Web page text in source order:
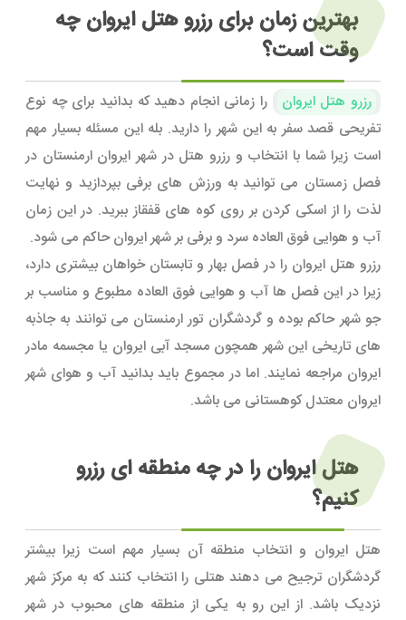
بهترین زمان برای رزرو هتل ایروان چه
وقت است؟
رزرو هتل ایروان
را زمانی انجام دهید که بدانید برای چه نوع
تفریحی قصد سفر به این شهر را دارید. بله این مسئله بسیار مهم
است زیرا شما با انتخاب و رزرو هتل در شهر ایروان ارمنستان در
فصل زمستان می توانید به ورزش های برفی بپردازید و نهایت
لذت را از اسکی کردن بر روی کوه های قفقاز ببرید. در این زمان
آب و هوایی فوق العاده سرد و برفی بر شهر ایروان حاکم می شود.
رزرو هتل ایروان را در فصل بهار و تابستان خواهان بیشتری دارد،
زیرا در این فصل ها آب و هوایی فوق العاده مطبوع و مناسب بر
جو شهر حاکم بوده و گردشگران تور ارمنستان می توانند به جاذبه
های تاریخی این شهر همچون مسجد آبی ایروان یا مجسمه مادر
ایروان مراجعه نمایند. اما در مجموع باید بدانید آب و هوای شهر
ایروان معتدل کوهستانی می باشد.
هتل ایروان را در چه منطقه ای رزرو
کنیم؟
هتل ایروان و انتخاب منطقه آن بسیار مهم است زیرا بیشتر
گردشگران ترجیح می دهند هتلی را انتخاب کنند که به مرکز شهر
نزدیک باشد. از این رو به یکی از منطقه های محبوب در شهر